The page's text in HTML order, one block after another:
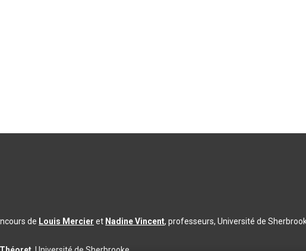
de Louis Mercier et Nadine Vincent, professeurs, Université de